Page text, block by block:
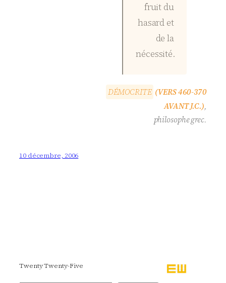
fruit du
hasard et
de la
nécessité.
DÉMOCRITE (VERS 460-370
AVANT J.C.),
philosophe grec.
10 décembre, 2006
Twenty Twenty-Five